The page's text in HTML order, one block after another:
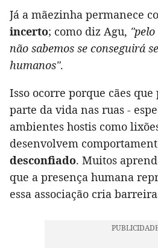
Já a mãezinha permanece
incerto; como diz Agu,
não sabemos se conseguirá
humanos".
Isso ocorre porque cães que
parte da vida nas ruas -
ambientes hostis como
desenvolvem
desconfiado. Muitos
que a presença humana
essa associação cria